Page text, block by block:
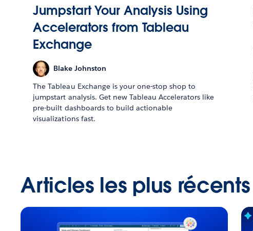
Jumpstart Your Analysis Using
Accelerators from Tableau
Exchange
Blake Johnston
The Tableau Exchange is your one-stop shop to
jumpstart analysis. Get new Tableau Accelerators like
pre-built dashboards to build actionable
visualizations fast.
Articles les plus récents